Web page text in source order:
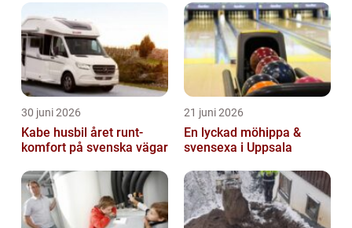
30 juni 2026
Kabe husbil året runt-
komfort på svenska vägar
21 juni 2026
En lyckad möhippa &
svensexa i Uppsala